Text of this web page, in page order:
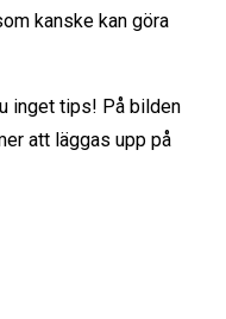
kanske kan göra
inget tips! På bilden
att läggas upp på